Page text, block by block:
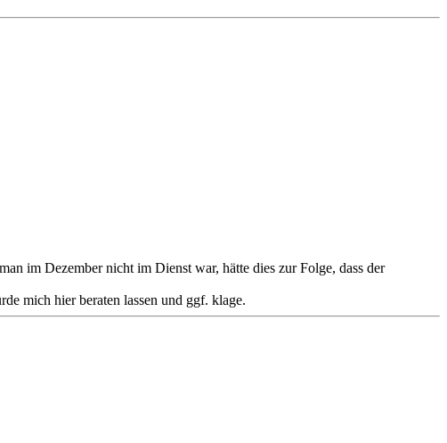
im Dezember nicht im Dienst war, hätte dies zur Folge, dass der
mich hier beraten lassen und ggf. klage.